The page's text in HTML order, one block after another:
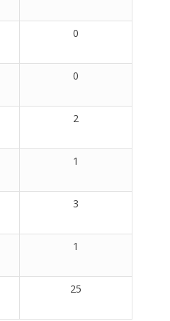
0
0
2
1
3
1
25